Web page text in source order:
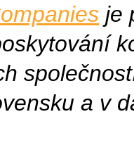
je
a v